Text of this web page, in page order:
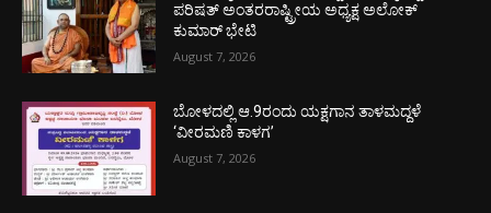
ಪರಿಷತ್ ಅಂತರರಾಷ್ಟ್ರೀಯ ಅಧ್ಯಕ್ಷ ಅಲೋಕ್
ಕುಮಾರ್ ಭೇಟಿ
August 7, 2026
ಬೋಳದಲ್ಲಿ ಆ.9ರಂದು ಯಕ್ಷಗಾನ ತಾಳಮದ್ದಳೆ
‘ವೀರಮಣಿ ಕಾಳಗ’
August 7, 2026